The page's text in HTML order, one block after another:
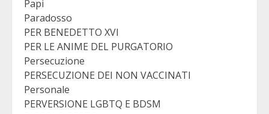
Papi
Paradosso
PER BENEDETTO XVI
PER LE ANIME DEL PURGATORIO
Persecuzione
PERSECUZIONE DEI NON VACCINATI
Personale
PERVERSIONE LGBTQ E BDSM